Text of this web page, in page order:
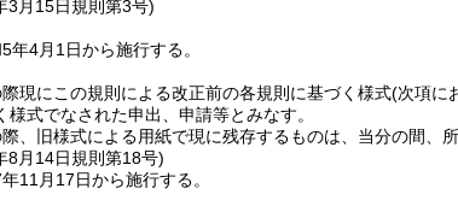
3月15日規則第3号)
年4月1日から施行する。
現にこの規則による改正前の各規則に基づく様式(次項に
様式でなされた申出、申請等とみなす。
、旧様式による用紙で現に残存するものは、当分の間、
8月14日規則第18号)
11月17日から施行する。